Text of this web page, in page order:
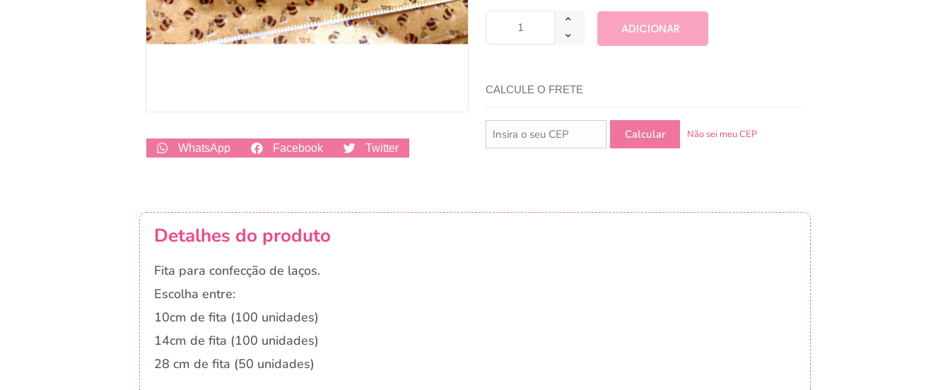
WhatsApp Facebook Twitter
ADICIONAR
CALCULE O FRETE
Não sei meu CEP
Detalhes do produto
Fita para confecção de laços.
Escolha entre:
10cm de fita (100 unidades)
14cm de fita (100 unidades)
28 cm de fita (50 unidades)